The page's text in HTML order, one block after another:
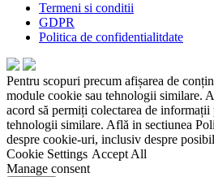
Termeni si conditii
GDPR
Politica de confidentialitdate
Pentru scopuri precum afișarea de
module cookie sau tehnologii similare.
acord să permiți colectarea de
tehnologii similare. Află in sectiunea
despre cookie-uri, inclusiv despre
Cookie Settings Accept All
Manage consent